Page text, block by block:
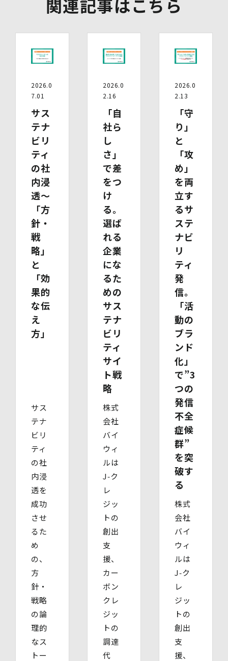
の提供の停止及び第三者提供記録の開示（以下「開示等」
といいます。）をご希望の場合は、本人又はその代理人か
由をご説明いたします。
また、当該お申し出によって取得した個人情報は、お申し
(1)開示等の求めのお申し出先
当社は、開示等の依頼を受け、当該依頼が個人情報保護法
に定める要件を満たす場合には、当社の定める手続に従っ
て速やかに対応します。
開示等のお求めについては、以下のお問い合わせ窓口まで
(2)開示等の求めに関するお手続
お申し出受付け後、当社「保有個人情報に関する開示等の
請求書」を送付いたします。 ご記入いただいた「請求
書」と「本人確認書類のコピー」、代理人によるお求めの
場合は「代理人であることを確認する書類」を送付してく
ださい。また、各資料に含まれる本籍地情報は都道府県ま
でとし、それ以降の情報は黒塗り等の処理をしてくださ
い。
・ 本人確認書類の写し（運転免許証、パスポート、健康
保険証、住民票、年金手帳等）
・ 代理人であることを確認する書類
【代理人様が未成年者の法定代理人の場合】
・ 代理人様ご本人の本人確認書類の写し
・ いずれかの写し（戸籍謄本、住民票（続柄の記載され
たもの）、その他法定代理権の確認ができる公的書類）
【代理人様が成年被後見人の法定代理人の場合】
・ 代理人様ご本人の本人確認書類の写し
・ いずれかの写し（成年被後見人であることを証明する
登記事項証明書、その他法定代理権の確認ができる公的書
【委任による代理人様の場合】
・ ご本人の印鑑証明書（3ヶ月以内に発行されたもの）
・ 委任を受けたご本人の本人確認書類の写し
(3)開示等のご請求の手数料及び徴収方法
1回のお求めにつき1,000円（紙面でのご請求の場合は、
お送りいただく請求書等に郵便為替を同封していただきま
す。その他の方法でご請求いただく場合は、ご請求時にご
相談させていただきます。）
(4)開示等の請求及びお問い合わせ窓口
個人情報保護管理者
株式会社バイウィル 管理部長
・住所：東京都中央区銀座7丁目3番5号 ヒューリック銀座
7丁目ビル 4階
・連絡先：info@bywill.co.jp
【個人情報を与えることの任意性及び当該情報を与えな
かった場合に生じる結果】
個⼈情報を取得する項⽬は、全てご本⼈によってご提供い
ただくものです。
の諸⼿続⼜は処理に⽀障が⽣じる可能性があります。
関連記事はこちら
2026.0
7.01
サス
テナ
ビリ
ティ
の社
内浸
透～
「方
針・
戦
略」
と
「効
果的
な伝
え
方」
サス
テナ
ビリ
ティ
の社
内浸
透を
成功
させ
るた
め
の、
方
針・
戦略
の論
理的
なス
トー
2026.0
2.16
「自
社ら
し
さ」
で差
をつ
け
る。
選ば
れる
企業
にな
るた
めの
サス
テナ
ビリ
ティ
サイ
ト戦
略
株式
会社
バイ
ウィ
ルは
J‑ク
レ
ジッ
トの
創出
支
援、
カー
ボン
クレ
ジッ
トの
調達
代
2026.0
2.13
「守
り」
と
「攻
め」
を両
立す
るサ
ステ
ナビ
リ
ティ
発
信。
「活
動の
ブラ
ンド
化」
で”3
つの
発信
不全
症候
群”
を突
破す
る
株式
会社
バイ
ウィ
ルは
J‑ク
レ
ジッ
トの
創出
支
援、